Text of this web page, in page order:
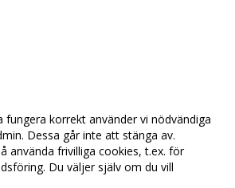
fungera korrekt använder vi nödvändiga
Dessa går inte att stänga av.
använda frivilliga cookies, t.ex. för
Du väljer själv om du vill